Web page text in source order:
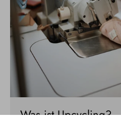
Was ist Upcycling?